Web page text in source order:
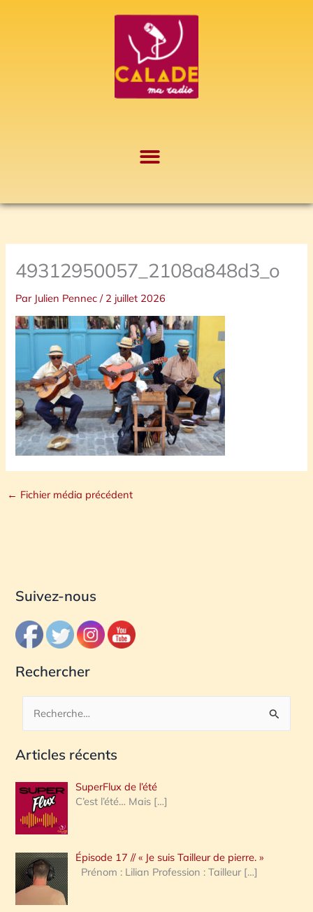
49312950057_2108a848d3_o
Par Julien Pennec/ 2 juillet 2026
← Fichier média précédent
Suivez-nous
Rechercher
c
e
r
c
h
e
Articles récents
SuperFlux de l’été
C’est l’été… Mais […]
Épisode 17 // « Je suis Tailleur de pierre. »
Prénom : Lilian Profession : Tailleur […]